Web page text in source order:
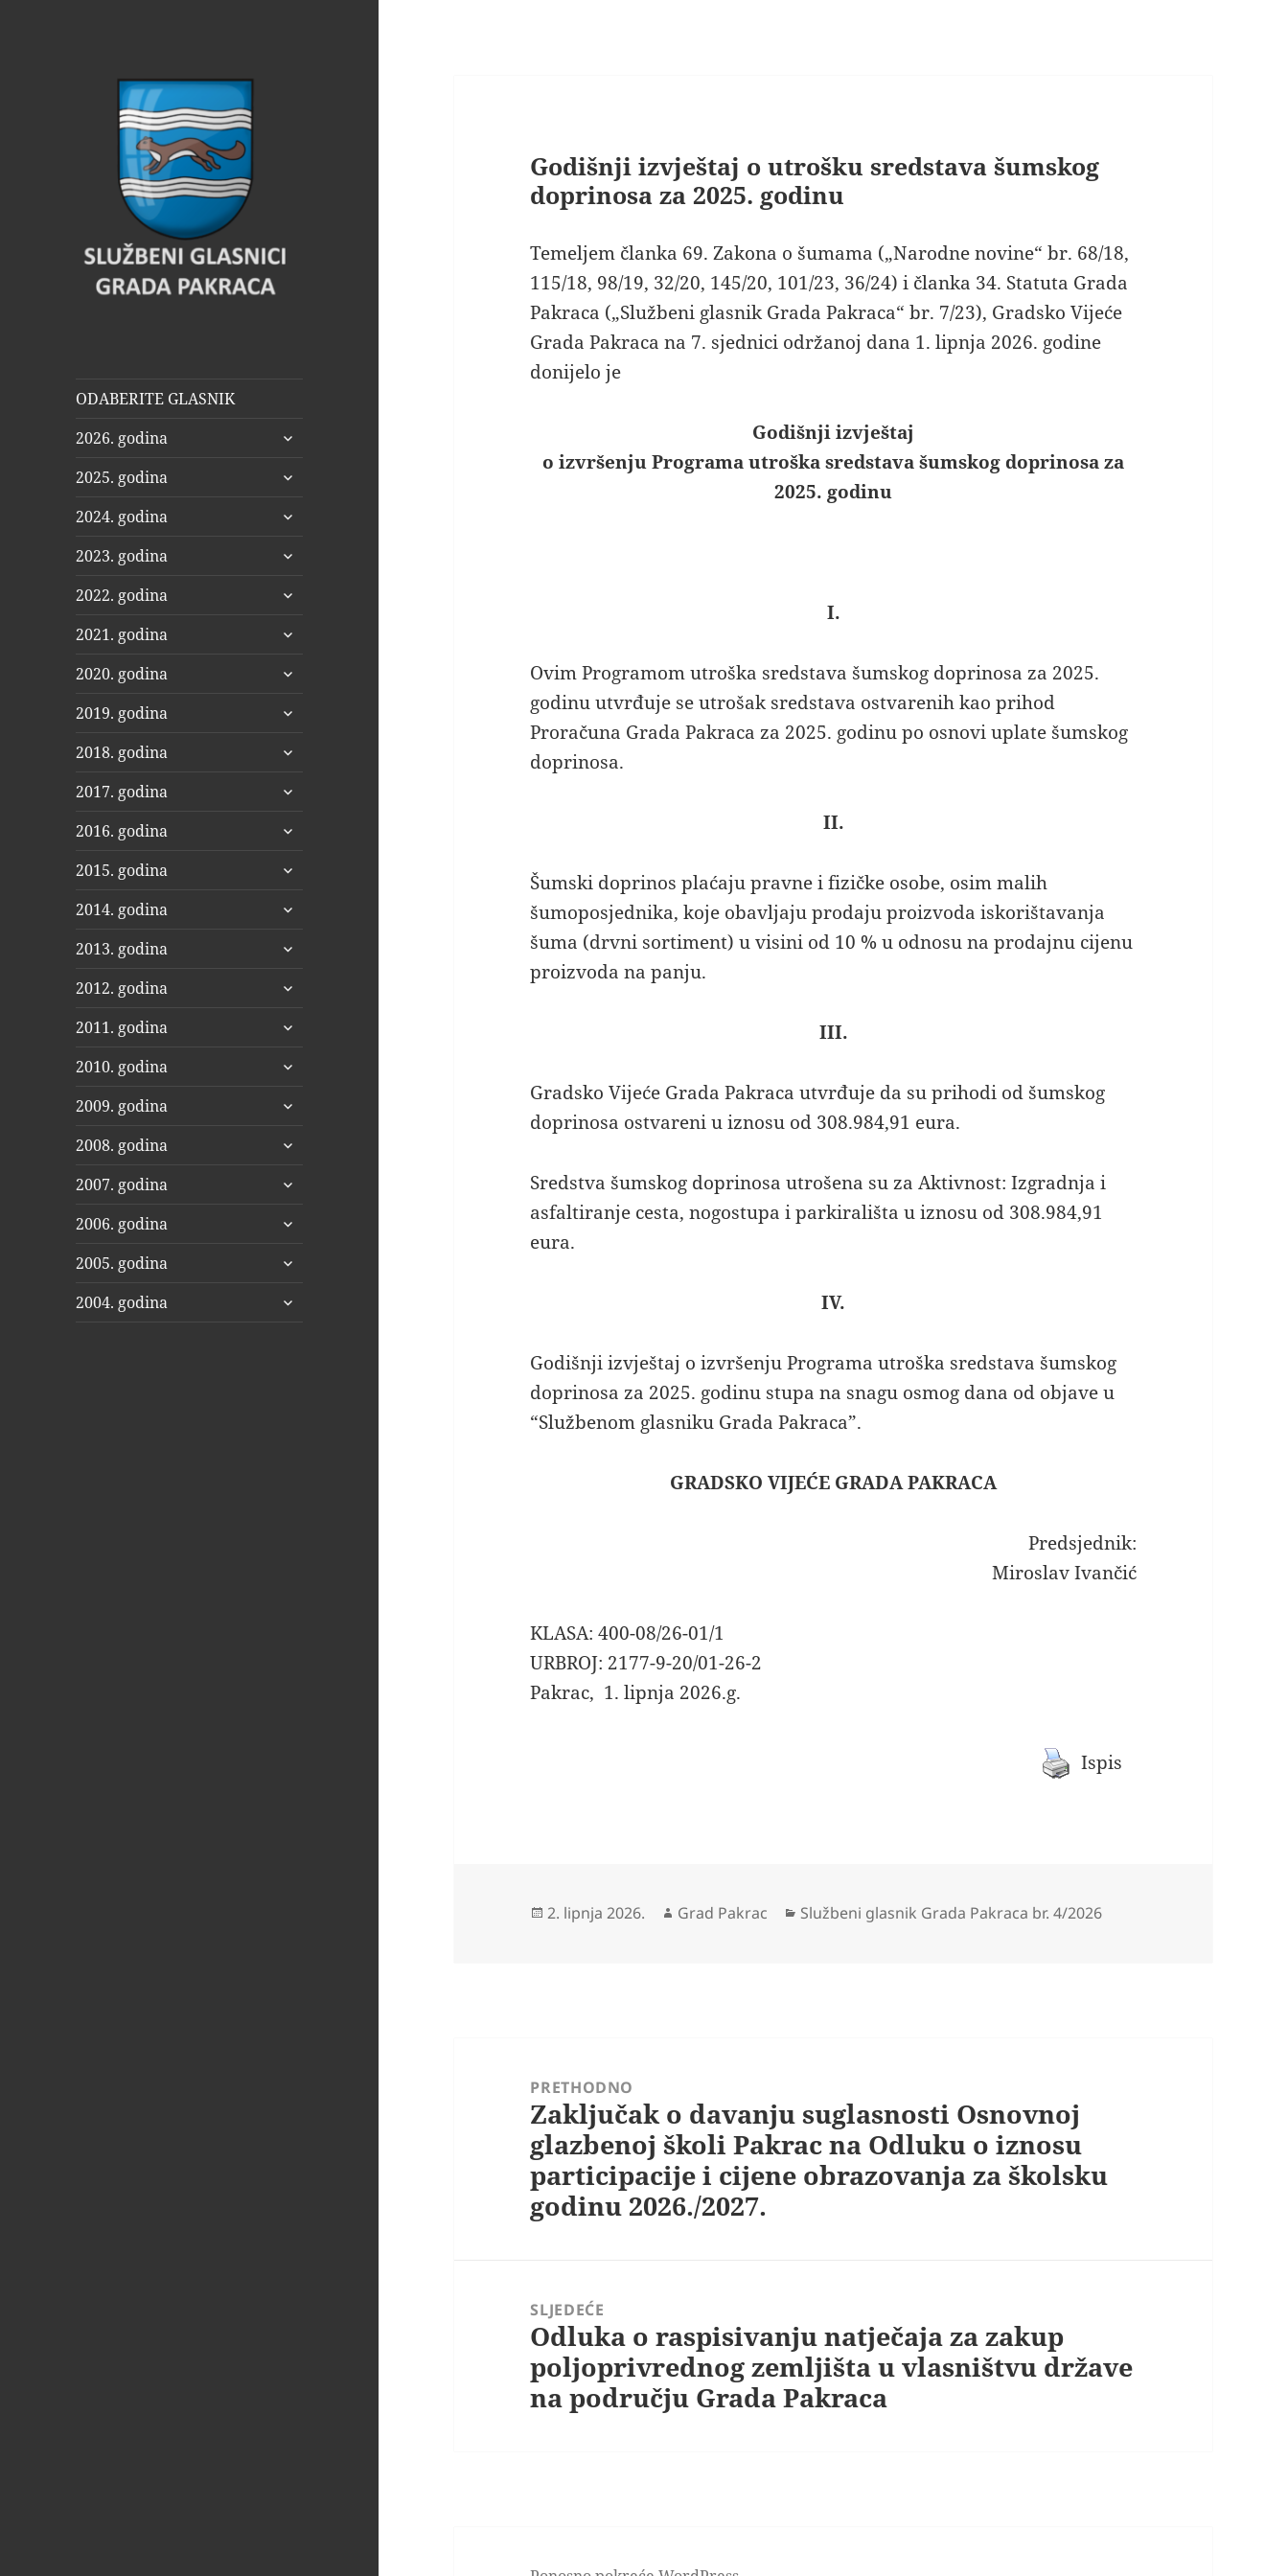
ODABERITE GLASNIK
2026. godina
proširi
2025. godina
proširi
2024. godina
proširi
2023. godina
proširi
2022. godina
proširi
2021. godina
proširi
2020. godina
proširi
2019. godina
proširi
2018. godina
proširi
2017. godina
proširi
2016. godina
proširi
2015. godina
proširi
2014. godina
proširi
2013. godina
proširi
2012. godina
proširi
2011. godina
proširi
2010. godina
proširi
2009. godina
proširi
2008. godina
proširi
2007. godina
proširi
2006. godina
proširi
2005. godina
proširi
2004. godina
proširi
Godišnji izvještaj o utrošku sredstava šumskog
doprinosa za 2025. godinu
Temeljem članka 69. Zakona o šumama („Narodne novine“ br. 68/18,
115/18, 98/19, 32/20, 145/20, 101/23, 36/24) i članka 34. Statuta Grada
Pakraca („Službeni glasnik Grada Pakraca“ br. 7/23), Gradsko Vijeće
Grada Pakraca na 7. sjednici održanoj dana 1. lipnja 2026. godine
donijelo je
Godišnji izvještaj
o izvršenjuPrograma utroška sredstava šumskog doprinosa za
2025. godinu
I.
Ovim Programom utroška sredstava šumskog doprinosa za 2025.
godinu utvrđuje se utrošak sredstava ostvarenih kao prihod
Proračuna Grada Pakraca za 2025. godinu po osnovi uplate šumskog
doprinosa.
II.
Šumski doprinos plaćaju pravne i fizičke osobe, osim malih
šumoposjednika, koje obavljaju prodaju proizvoda iskorištavanja
šuma (drvni sortiment) u visini od 10 % u odnosu na prodajnu cijenu
proizvoda na panju.
III.
Gradsko Vijeće Grada Pakraca utvrđuje da su prihodi od šumskog
doprinosa ostvareni u iznosu od 308.984,91 eura.
Sredstva šumskog doprinosa utrošena su za Aktivnost: Izgradnja i
asfaltiranje cesta, nogostupa i parkirališta u iznosu od 308.984,91
eura.
IV.
Godišnji izvještaj o izvršenju Programa utroška sredstava šumskog
doprinosa za 2025. godinu stupa na snagu osmog dana od objave u
“Službenom glasniku Grada Pakraca”.
GRADSKO VIJEĆE GRADA PAKRACA
Predsjednik:
Miroslav Ivančić
KLASA: 400-08/26-01/1
URBROJ: 2177-9-20/01-26-2
Pakrac, 1. lipnja 2026.g.
Ispis
Objavljeno
2. lipnja 2026. Autor
Grad Pakrac Kategorije
Službeni glasnik Grada Pakraca br. 4/2026
PRETHODNO
Prethodna
objava:
Zaključak o davanju suglasnosti Osnovnoj
glazbenoj školi Pakrac na Odluku o iznosu
participacije i cijene obrazovanja za školsku
godinu 2026./2027.
SLJEDEĆE
Sljedeća
objava:
Odluka o raspisivanju natječaja za zakup
poljoprivrednog zemljišta u vlasništvu države
na području Grada Pakraca